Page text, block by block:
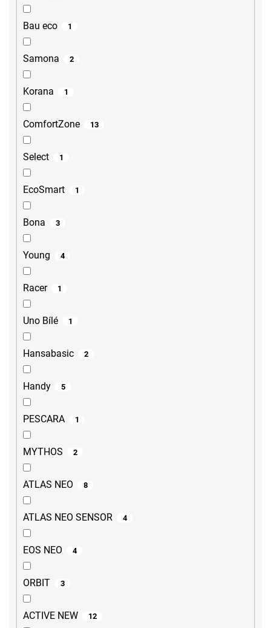
Bau eco 1
Samona 2
Korana 1
ComfortZone 13
Select 1
EcoSmart 1
Bona 3
Young 4
Racer 1
Uno Bílé 1
Hansabasic 2
Handy 5
PESCARA 1
MYTHOS 2
ATLAS NEO 8
ATLAS NEO SENSOR 4
EOS NEO 4
ORBIT 3
ACTIVE NEW 12